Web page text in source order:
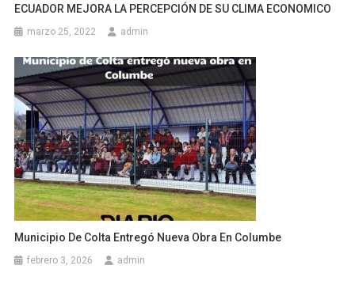
ECUADOR MEJORA LA PERCEPCIÓN DE SU CLIMA ECONOMICO
marzo 25, 2022 admin
Municipio De Colta Entregó Nueva Obra En Columbe
febrero 3, 2026 admin